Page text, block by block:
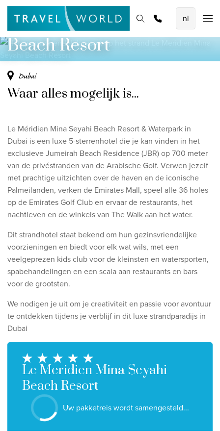
De mooiste vliegvakanties
Baoase Luxury Resort Curaçao
Lux* Grand Baie Resort Mauritius
Bekijk alle vliegvakanties
8-daagse Emiraten Ontdekkingsreis
Fly & Drive - Kleuren van Yucatan
Ontdekking Sri Lanka
Bekijk alle rondreizen
Huwelijksreis
Adults only
Luxury
Bekijk alle thema's
Dhigali Resort Maldives
SALT of Palmar Mauritius
Bekijk alle promoties
Homepage Bestemmingen Thema's Promoties
Offerte aanvragen
Hét gezinsvriendelijk resort op het strand
Le Meridien Mina Seyahi
Beach Resort
Dubai
Waar alles mogelijk is...
Le Méridien Mina Seyahi Beach Resort & Waterpark in
Dubai is een luxe 5-sterrenhotel die je kan vinden in het
exclusieve Jumeirah Beach Residence (JBR) op 700 meter
van de privéstranden van de Arabische Golf. Verwen jezelf
met prachtige uitzichten over de haven en de iconische
Palmeilanden, verken de Emirates Mall, speel alle 36 holes
op de Emirates Golf Club en ervaar de restaurants, het
nachtleven en de winkels van The Walk aan het water.
Dit strandhotel staat bekend om hun gezinsvriendelijke
voorzieningen en biedt voor elk wat wils, met een
veelgeprezen kids club voor de kleinsten en watersporten,
spabehandelingen en een scala aan restaurants en bars
voor de grootsten.
We nodigen je uit om je creativiteit en passie voor avontuur
te ontdekken tijdens je verblijf in dit luxe strandparadijs in
Dubai
Le Meridien Mina Seyahi
Beach Resort
Uw pakketreis wordt samengesteld...